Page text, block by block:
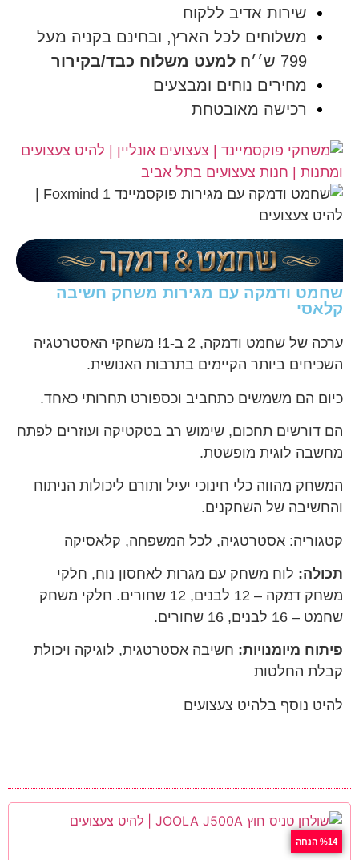
שירות אדיב ללקוח
משלוחים לכל הארץ, ובחינם בקניה מעל
799 ש׳׳ח
למעט משלוח כבד/בקירור
מחירים נוחים ומבצעים
רכישה מאובטחת
שחמט ודמקה עם מגירות משחק חשיבה
קלאסי
ערכה של שחמט ודמקה, 2 ב-1! משחקי האסטרטגיה
השכיחים ביותר הקיימים בתרבות האנושית.
כיום הם משמשים כתחביב וכספורט תחרותי כאחד.
הם דורשים תחכום, שימוש רב בטקטיקה ועוזרים לפתח
מחשבה לוגית מופשטת.
המשחק מהווה כלי חינוכי יעיל ותורם ליכולות הניתוח
והחשיבה של השחקנים.
קטגוריה: אסטרטגיה, לכל המשפחה, קלאסיקה
תכולה: לוח משחק עם מגרות לאחסון נוח, חלקי
משחק דמקה – 12 לבנים, 12 שחורים. חלקי משחק
שחמט – 16 לבנים, 16 שחורים.
פיתוח מיומנויות: חשיבה אסטרטגית, לוגיקה ויכולת
קבלת החלטות
להיט נוסף בלהיט צעצועים
%14 הנחה